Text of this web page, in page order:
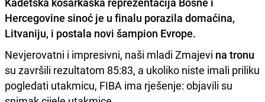
Hercegovine sinoć je u finalu porazila domaćina,
Litvaniju, i postala novi šampion Evrope.
Nevjerovatni i impresivni, naši mladi Zmajevi na tronu
su završili rezultatom 85:83, a ukoliko niste imali priliku
pogledati utakmicu, FIBA ima rješenje: objavili su